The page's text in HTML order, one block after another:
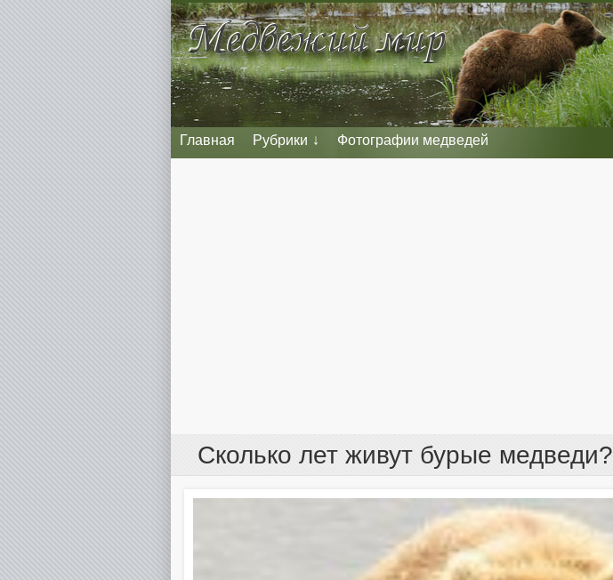
Главная Рубрики Фотографии медведей
Сколько лет живут бурые медведи?